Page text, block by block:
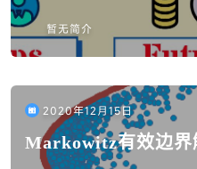
暂无简介
2020年12月15日
Markowitz有效边界